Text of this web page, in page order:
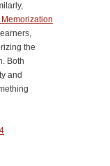
the
Both
and